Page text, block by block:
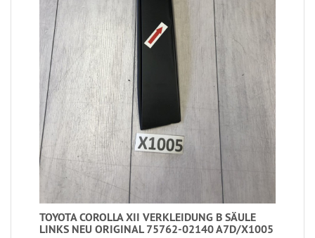
TOYOTA COROLLA XII VERKLEIDUNG B SÄULE
LINKS NEU ORIGINAL 75762-02140 A7D/X1005